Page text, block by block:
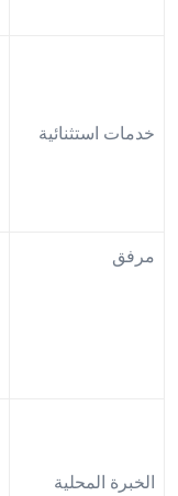
خدمات استثنائية
مرفق
الخبرة المحلية